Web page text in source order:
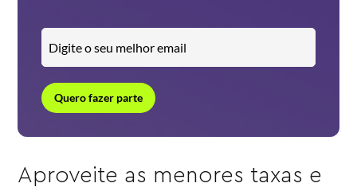
Quero fazer parte
Aproveite as menores taxas e